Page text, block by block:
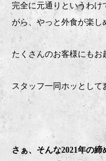
完全に元通りというわ
がら、やっと外食が楽し
たくさんのお客様にもお
スタッフ一同ホッとして
さぁ、そんな2021年の